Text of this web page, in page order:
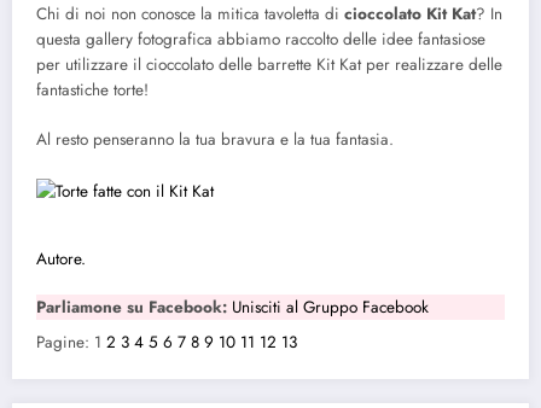
Chi di noi non conosce la mitica tavoletta di cioccolato Kit Kat? In
questa gallery fotografica abbiamo raccolto delle idee fantasiose
per utilizzare il cioccolato delle barrette Kit Kat per realizzare delle
fantastiche torte!
Al resto penseranno la tua bravura e la tua fantasia.
Autore.
Parliamone su Facebook: Unisciti al Gruppo Facebook
Pagine: 1 2 3 4 5 6 7 8 9 10 11 12 13